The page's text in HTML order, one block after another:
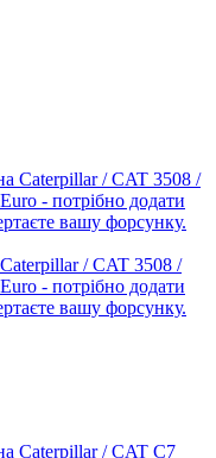
/ CAT 3508 /
- потрібно додати
вашу форсунку.